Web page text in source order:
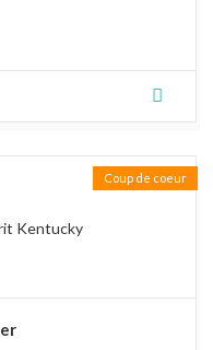
Coup de coeur